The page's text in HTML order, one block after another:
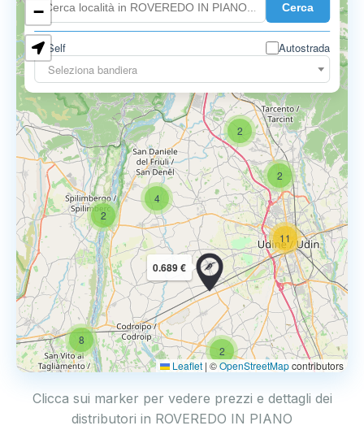
Cerca
Self
Autostrada
Seleziona bandiera
2
2
2
4
11
2
8
0.689 €
−
Leaflet | ©OpenStreetMapcontributors
Clicca sui marker per vedere prezzi e dettagli dei
distributori in ROVEREDO IN PIANO